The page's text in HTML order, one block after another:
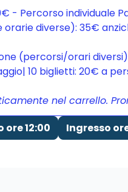
- Percorso individuale
orarie diverse): 35€
(percorsi/orari
10 biglietti: 20€ a
nel carrello.
ore 12:00 Ingresso